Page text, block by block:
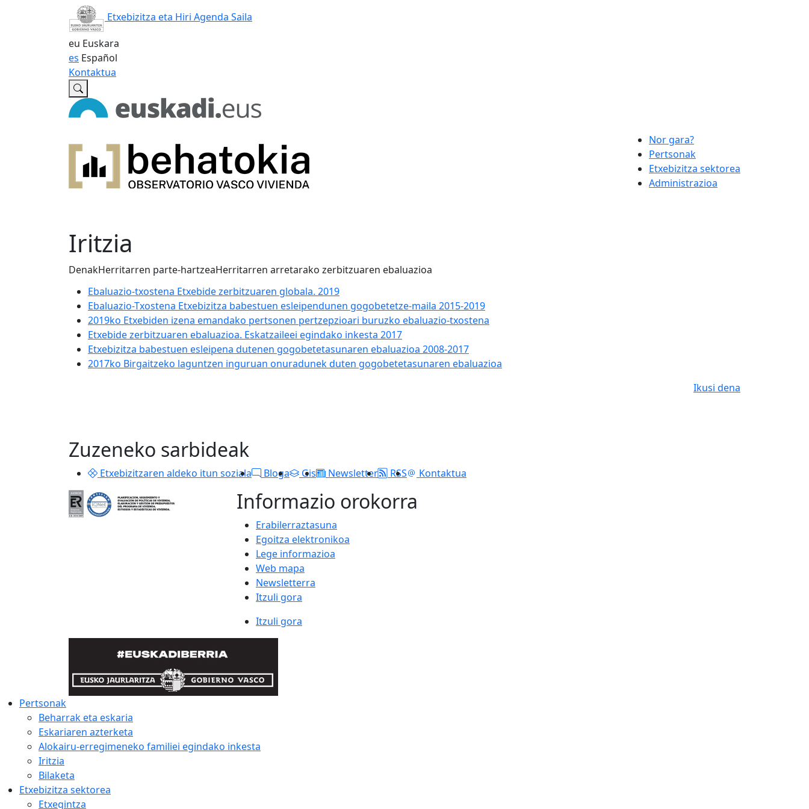
Etxebizitza eta Hiri Agenda Saila
eu Euskara
es Español
Kontaktua
Nor gara?
Pertsonak
Etxebizitza sektorea
Administrazioa
Iritzia
DenakHerritarren parte-hartzeaHerritarren arretarako zerbitzuaren ebaluazioa
Ebaluazio-txostena Etxebide zerbitzuaren globala. 2019
Ebaluazio-Txostena Etxebizitza babestuen esleipendunen gogobetetze-maila 2015-2019
2019ko Etxebiden izena emandako pertsonen pertzepzioari buruzko ebaluazio-txostena
Etxebide zerbitzuaren ebaluazioa. Eskatzaileei egindako inkesta 2017
Etxebizitza babestuen esleipena dutenen gogobetetasunaren ebaluazioa 2008-2017
2017ko Birgaitzeko laguntzen inguruan onuradunek duten gogobetetasunaren ebaluazioa
Ikusi dena
Zuzeneko sarbideak
Etxebizitzaren aldeko itun soziala Bloga Gis Newsletter RSS Kontaktua
Informazio orokorra
Erabilerraztasuna
Egoitza elektronikoa
Lege informazioa
Web mapa
Newsletterra
Itzuli gora
Itzuli gora
Pertsonak
Beharrak eta eskaria
Eskariaren azterketa
Alokairu-erregimeneko familiei egindako inkesta
Iritzia
Bilaketa
Etxebizitza sektorea
Etxegintza